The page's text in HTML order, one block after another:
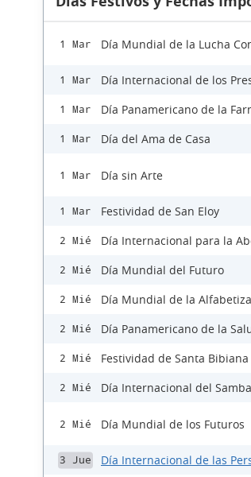
1 Mar Día Mundial de la Lucha
1 Mar Día Internacional de los
1 Mar Día Panamericano de la
1 Mar Día del Ama de Casa
1 Mar Día sin Arte
1 Mar Festividad de San Eloy
2 Mié Día Internacional para la
2 Mié Día Mundial del Futuro
2 Mié Día Mundial de la
2 Mié Día Panamericano de la
2 Mié Festividad de Santa Bibiana
2 Mié Día Internacional del Samba
2 Mié Día Mundial de los Futuros
3 Jue Día Internacional de las